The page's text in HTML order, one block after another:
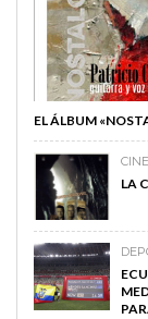
EL ÁLBUM
CINE
LA